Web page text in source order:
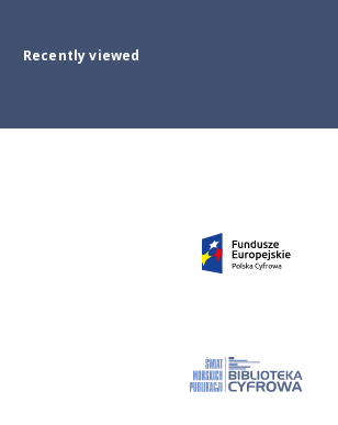
Recently viewed